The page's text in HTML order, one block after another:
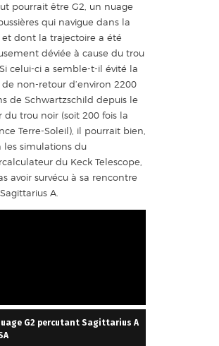
pourrait être G2, un nuage
qui navigue dans la
et dont la trajectoire a été
déviée à cause du trou
celui-ci a semble-t-il évité la
non-retour d’environ 2200
de Schwartzschild depuis le
du trou noir (soit 200 fois la
Terre-Soleil), il pourrait bien,
les simulations du
du Keck Telescope,
avoir survécu à sa rencontre
A.
G2 percutant Sagittarius A